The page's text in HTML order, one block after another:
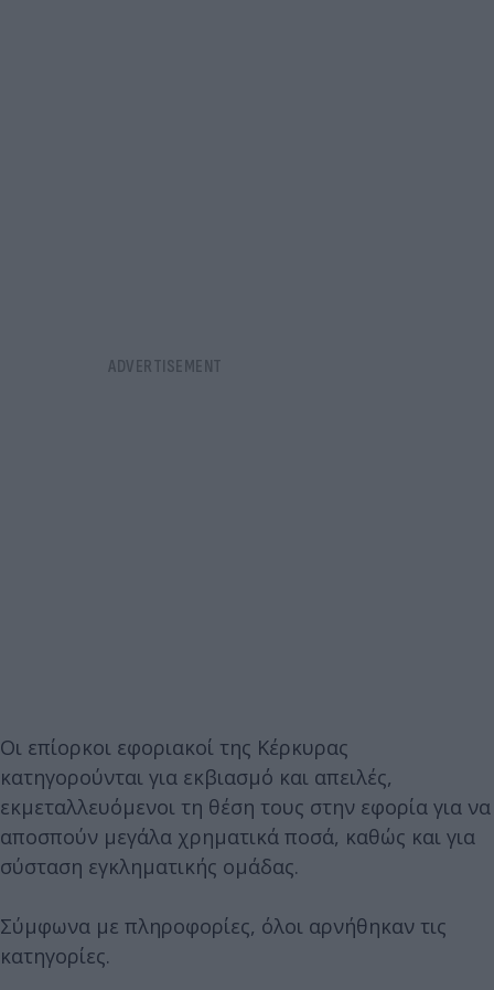
Οι επίορκοι εφοριακοί της Κέρκυρας
κατηγορούνται για εκβιασμό και απειλές,
εκμεταλλευόμενοι τη θέση τους στην εφορία για να
αποσπούν μεγάλα χρηματικά ποσά, καθώς και για
σύσταση εγκληματικής ομάδας.
Σύμφωνα με πληροφορίες, όλοι αρνήθηκαν τις
κατηγορίες.